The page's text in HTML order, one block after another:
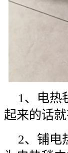
1、电热
起来的话
2、铺电